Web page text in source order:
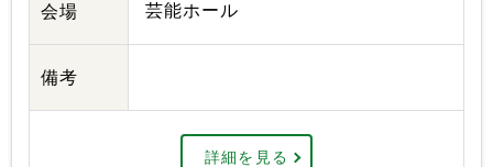
会場 芸能ホール
備考
詳細を見る